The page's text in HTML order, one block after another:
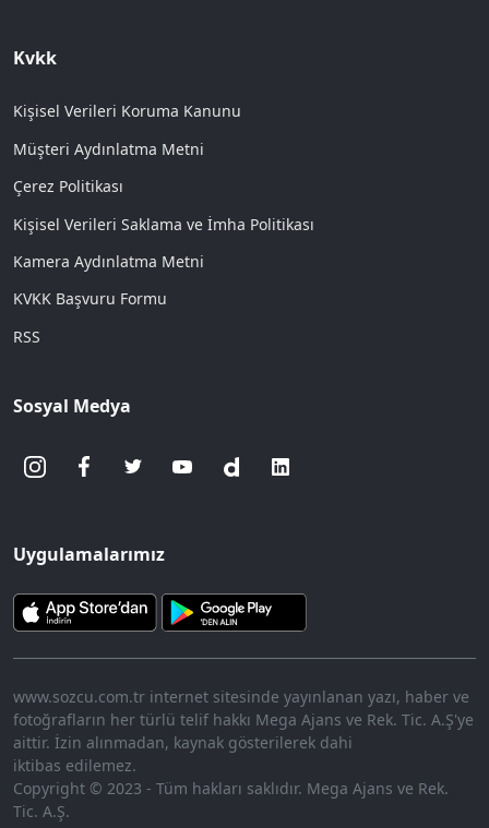
Kvkk
Kişisel Verileri Koruma Kanunu
Müşteri Aydınlatma Metni
Çerez Politikası
Kişisel Verileri Saklama ve İmha Politikası
Kamera Aydınlatma Metni
KVKK Başvuru Formu
RSS
Sosyal Medya
Uygulamalarımız
www.sozcu.com.tr internet sitesinde yayınlanan yazı, haber ve
fotoğrafların her türlü telif hakkı Mega Ajans ve Rek. Tic. A.Ş'ye
aittir. İzin alınmadan, kaynak gösterilerek dahi
iktibas edilemez.
Copyright © 2023 - Tüm hakları saklıdır. Mega Ajans ve Rek.
Tic. A.Ş.